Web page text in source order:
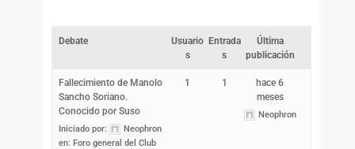
Debate
Usuario
s
Entrada
s
Última
publicación
Fallecimiento de Manolo
Sancho Soriano.
Conocido por Suso
Iniciado por:
Neophron
en: Foro general del Club
1 1
hace 6
meses
Neophron